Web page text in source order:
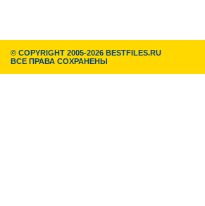
© COPYRIGHT 2005-2026 BESTFILES.RU
ВСЕ ПРАВА СОХРАНЕНЫ